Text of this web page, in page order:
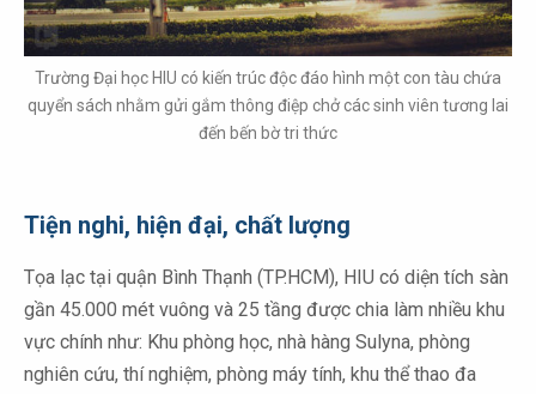
Trường Đại học HIU có kiến trúc độc đáo hình một con tàu chứa
quyển sách nhằm gửi gắm thông điệp chở các sinh viên tương lai
đến bến bờ tri thức
Tiện nghi, hiện đại, chất lượng
Tọa lạc tại quận Bình Thạnh (TP.HCM), HIU có diện tích sàn
gần 45.000 mét vuông và 25 tầng được chia làm nhiều khu
vực chính như: Khu phòng học, nhà hàng Sulyna, phòng
nghiên cứu, thí nghiệm, phòng máy tính, khu thể thao đa